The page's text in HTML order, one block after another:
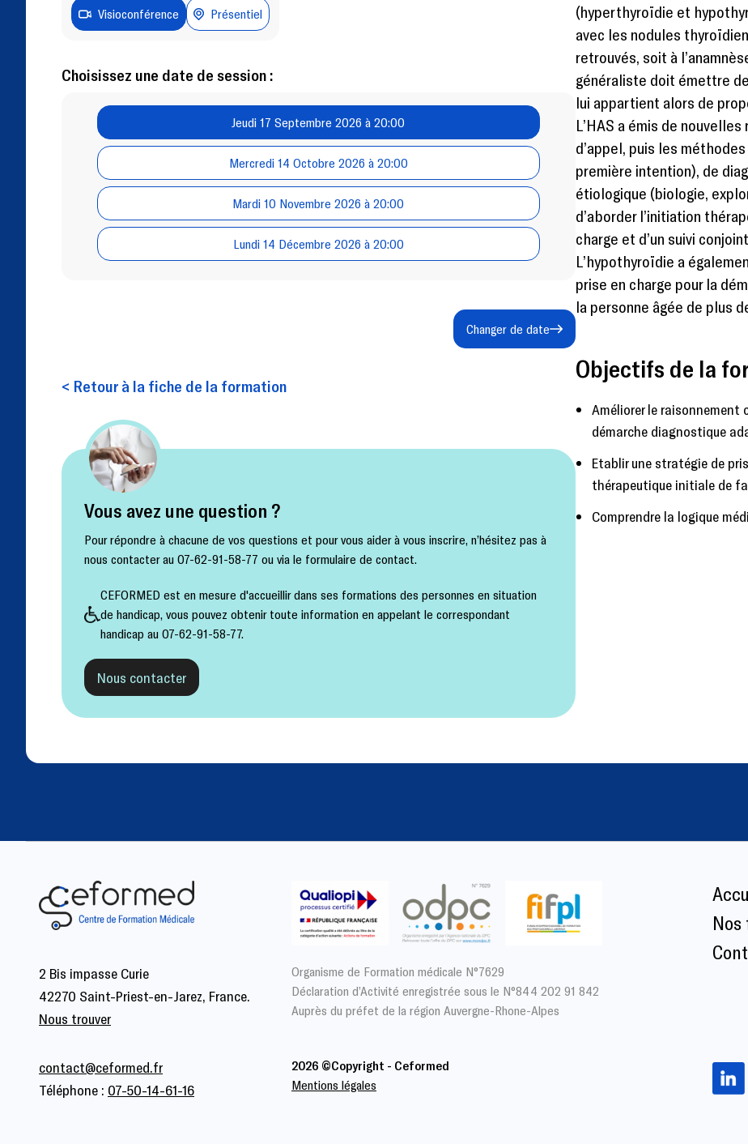
Visioconférence Présentiel
Choisissez une date de session :
Jeudi 17 Septembre 2026 à 20:00
Mercredi 14 Octobre 2026 à 20:00
Mardi 10 Novembre 2026 à 20:00
Lundi 14 Décembre 2026 à 20:00
Changer de date
< Retour à la fiche de la formation
Vous avez une question ?
Pour répondre à chacune de vos questions et pour vous aider à vous inscrire, n’hésitez pas à
nous contacter au 07-62-91-58-77 ou via le formulaire de contact.
CEFORMED est en mesure d'accueillir dans ses formations des personnes en situation
de handicap, vous pouvez obtenir toute information en appelant le correspondant
handicap au 07-62-91-58-77.
Nous contacter
(hyperthyroïdie et
avec les nodules
retrouvés, soit à
généraliste doit émettre
lui appartient alors de
L’HAS a émis de
d’appel, puis les
première intention), de
étiologique (biologie,
d’aborder l’initiation
charge et d’un suivi
L’hypothyroïdie a
prise en charge pour la
la personne âgée de plus
Objectifs de la
Améliorer le raisonnement
démarche diagnostique
Etablir une stratégie de
thérapeutique initiale de
Comprendre la logique
2 Bis impasse Curie
42270 Saint-Priest-en-Jarez, France.
Nous trouver
Organisme de Formation médicale N°7629
Déclaration d’Activité enregistrée sous le N°844 202 91 842
Auprès du préfet de la région Auvergne-Rhone-Alpes
contact@ceformed.fr
Téléphone : 07-50-14-61-16
2026 ©Copyright - Ceformed
Mentions légales